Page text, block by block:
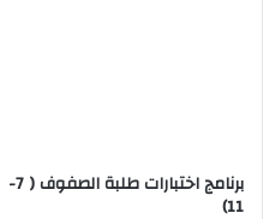
برنامج اختبارات طلبة الصفوف ( 7-
11)